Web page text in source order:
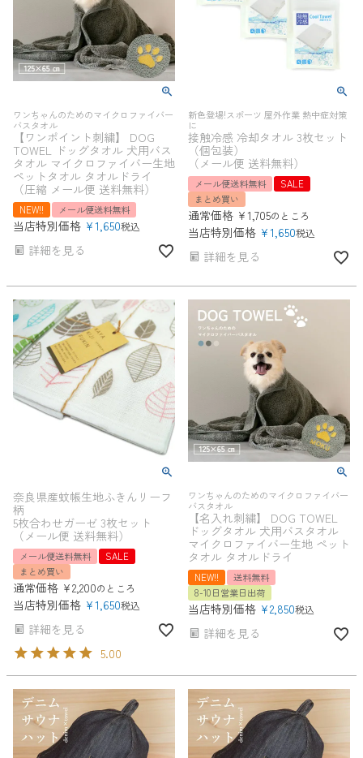
ワンちゃんのためのマイクロファイバー
バスタオル
【ワンポイント刺繍】 DOG
TOWEL ドッグタオル 犬用バス
タオル マイクロファイバー生地
ペットタオル タオルドライ
（圧縮 メール便 送料無料）
NEW!! メール便送料無料
当店特別価格 ¥1,650税込
詳細を見る
新色登場!スポーツ 屋外作業 熱中症対策
に
接触冷感 冷却タオル 3枚セット
（個包装）
（メール便 送料無料）
メール便送料無料
SALE
まとめ買い
通常価格 ¥1,705のところ
当店特別価格 ¥1,650税込
詳細を見る
奈良県産蚊帳生地ふきんリーフ
柄
5枚合わせガーゼ 3枚セット
（メール便 送料無料）
メール便送料無料
SALE
まとめ買い
通常価格 ¥2,200のところ
当店特別価格 ¥1,650税込
詳細を見る
5.00
ワンちゃんのためのマイクロファイバー
バスタオル
【名入れ刺繍】 DOG TOWEL
ドッグタオル 犬用バスタオル
マイクロファイバー生地 ペット
タオル タオルドライ
NEW!!
送料無料
8-10日営業日出荷
当店特別価格 ¥2,850税込
詳細を見る